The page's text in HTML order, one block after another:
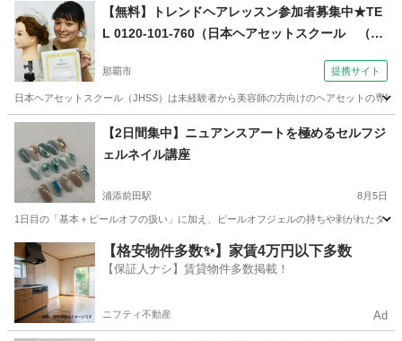
沖縄 宜野湾市 浦添前田駅 ネイル
【無料】トレンドヘアレッスン参加者募集中★TE
L 0120-101-760（日本ヘアセットスクール （Ja
ながら学べる♪）
那覇市 提携サイト
日本ヘアセットスクール（JHSS）は未経験者から美容師の方向けのヘアセットの専
沖縄 那覇市 ヘアメイク
【2日間集中】ニュアンスアートを極めるセルフジ
ェルネイル講座
浦添前田駅 8月5日
1日目の「基本＋ピールオフの扱い」に加え、ピールオフジェルの持ちや剥がれたタ
沖縄 宜野湾市 浦添前田駅 美容健康 アート
【格安物件多数✨】家賃4万円以下多数
【保証人ナシ】賃貸物件多数掲載！
ニフティ不動産 Ad